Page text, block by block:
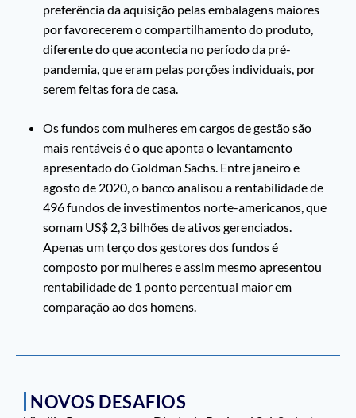
preferência da aquisição pelas embalagens maiores
por favorecerem o compartilhamento do produto,
diferente do que acontecia no período da pré-
pandemia, que eram pelas porções individuais, por
serem feitas fora de casa.
Os fundos com mulheres em cargos de gestão são
mais rentáveis é o que aponta o levantamento
apresentado do Goldman Sachs. Entre janeiro e
agosto de 2020, o banco analisou a rentabilidade de
496 fundos de investimentos norte-americanos, que
somam US$ 2,3 bilhões de ativos gerenciados.
Apenas um terço dos gestores dos fundos é
composto por mulheres e assim mesmo apresentou
rentabilidade de 1 ponto percentual maior em
comparação ao dos homens.
NOVOS DESAFIOS